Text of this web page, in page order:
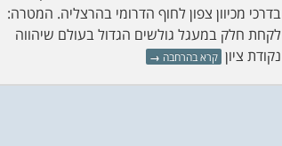
בדרכי מכיוון צפון לחוף הדרומי בהרצליה. המטרה:
לקחת חלק במעגל גולשים הגדול בעולם שיהווה
נקודת ציון קרא בהרחבה →